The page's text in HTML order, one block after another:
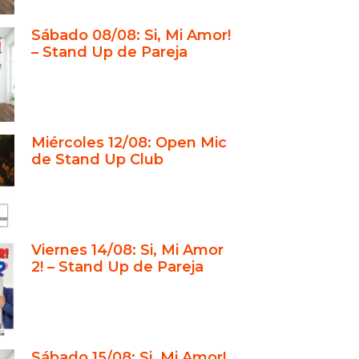
Club: el espacio perfecto para
San Valentín
este show se repite año tras año
que vale más que un regalo
San Valentín 2026 de
auténtica
a celebrar desde otro
sólidas en la comedia
15 años de experiencia que se
escena
de “¡Sí, Mi Amor!” y su
Sábado 08/08: Si, Mi Amor!
– Stand Up de Pareja
Miércoles 12/08: Open Mic
de Stand Up Club
Viernes 14/08: Si, Mi Amor
2! – Stand Up de Pareja